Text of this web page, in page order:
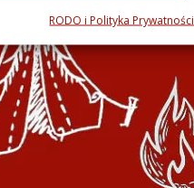
RODO i Polityka Prywatności